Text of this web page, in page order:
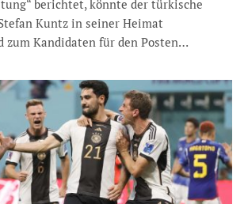
berichtet, könnte der türkische
Kuntz in seiner Heimat
zum Kandidaten für den Posten…